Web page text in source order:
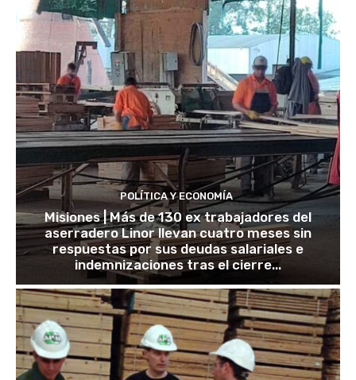
POLÍTICA Y ECONOMÍA
Misiones | Más de 130 ex trabajadores del
aserradero Linor llevan cuatro meses sin
respuestas por sus deudas salariales e
indemnizaciones tras el cierre...